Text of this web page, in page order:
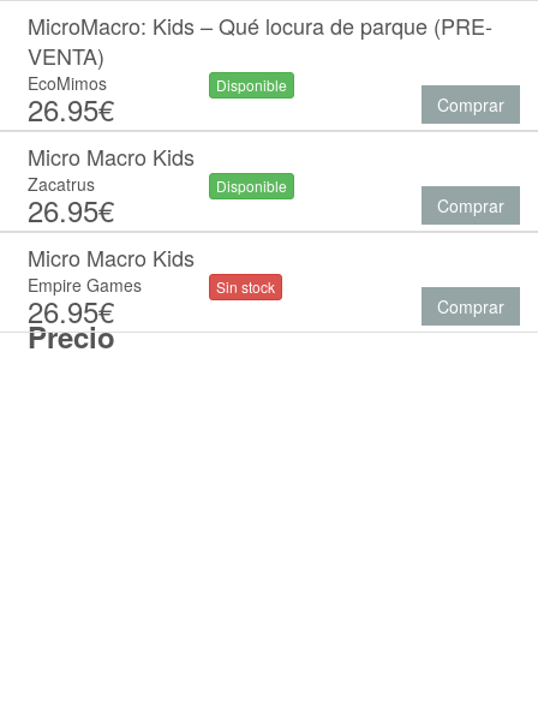
Precio
MicroMacro: Kids – Qué locura de parque (PRE-
VENTA)
EcoMimos
26.95€
Disponible
Comprar
Micro Macro Kids
Zacatrus
26.95€
Disponible
Comprar
Micro Macro Kids
Empire Games
26.95€
Sin stock
Comprar